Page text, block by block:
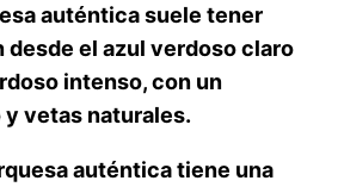
auténtica suele tener
desde el azul verdoso claro
intenso, con un
vetas naturales.
auténtica tiene una